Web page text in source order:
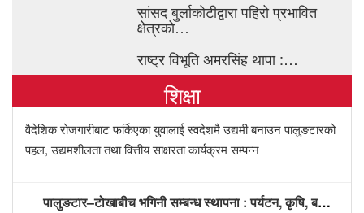
सांसद बुर्लाकोटीद्वारा पहिरो प्रभावित
क्षेत्रको…
राष्ट्र विभूति अमरसिंह थापा :…
शिक्षा
वैदेशिक रोजगारीबाट फर्किएका युवालाई स्वदेशमै उद्यमी बनाउन पालुङटारको
पहल, उद्यमशीलता तथा वित्तीय साक्षरता कार्यक्रम सम्पन्न
पालुङटार–टोखाबीच भगिनी सम्बन्ध स्थापना : पर्यटन, कृषि, बजार प्रवद्र्धन र विकास साझेदारीमा सहकार्य गर्ने सहमति